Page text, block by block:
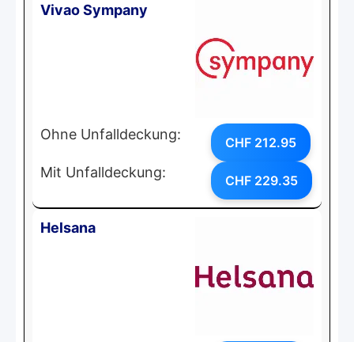
Vivao Sympany
Ohne Unfalldeckung: CHF 212.95
Mit Unfalldeckung: CHF 229.35
Helsana